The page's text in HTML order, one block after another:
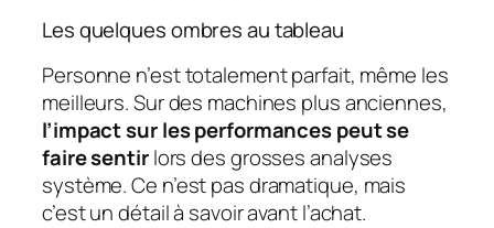
Les quelques ombres au tableau
Personne n’est totalement parfait, même les
meilleurs. Sur des machines plus anciennes,
l’impact sur les performances peut se
faire sentirlors des grosses analyses
système. Ce n’est pas dramatique, mais
c’est un détail à savoir avant l’achat.